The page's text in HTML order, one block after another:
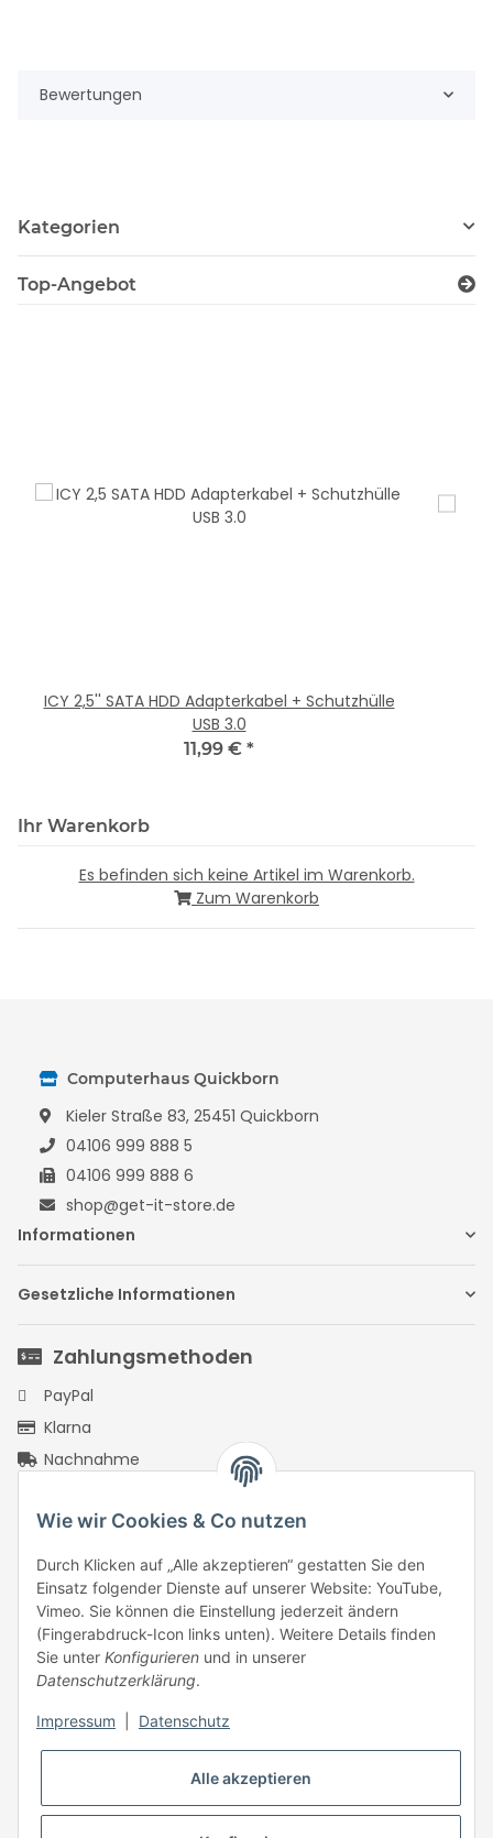
Bewertungen
Kategorien
Top-Angebot
ICY 2,5'' SATA HDD Adapterkabel + Schutzhülle
USB 3.0
11,99 € *
Ihr Warenkorb
Es befinden sich keine Artikel im Warenkorb.
Zum Warenkorb
Computerhaus Quickborn
Kieler Straße 83, 25451 Quickborn
04106 999 888 5
04106 999 888 6
shop@get-it-store.de
Informationen
Gesetzliche Informationen
Zahlungsmethoden
PayPal
Klarna
Nachnahme
PayPal Checkout
Rechnungskauf mit Ratepay
PayPal Kreditkarte
Google Pay
Apple Pay
Klarna Pay Later
Klarna Pay Now
Klarna Slice It
Wie wir Cookies & Co nutzen
Durch Klicken auf „Alle akzeptieren“ gestatten Sie den
Einsatz folgender Dienste auf unserer Website: YouTube,
Vimeo. Sie können die Einstellung jederzeit ändern
(Fingerabdruck-Icon links unten). Weitere Details finden
Sie unter Konfigurieren und in unserer
Datenschutzerklärung.
Impressum Datenschutz
Alle akzeptieren